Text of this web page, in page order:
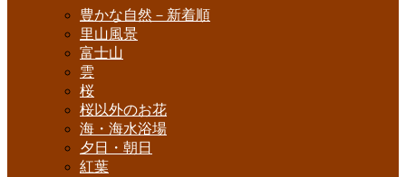
豊かな自然－新着順
里山風景
富士山
雲
桜
桜以外のお花
海・海水浴場
夕日・朝日
紅葉